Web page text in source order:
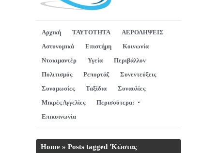
Αρχική ΤΑΥΤΟΤΗΤΑ
ΑΕΡΟΛΗΨΕΙΣ
Αστυνομικά
Επιστήμη
Κοινωνία
Ντοκιμαντέρ
Υγεία
Περιβάλλον
Πολιτισμός
Ρεπορτάζ
Συνεντεύξεις
Συνομωσίες
Ταξίδια
Συναυλίες
Μικρές Αγγελίες
Περισσότερα:
Επικοινωνία
Home » Posts tagged 'Κώστας